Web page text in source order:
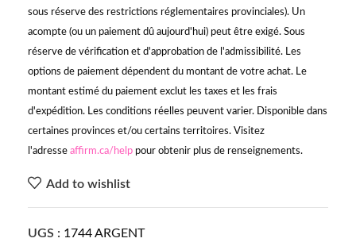
sous réserve des restrictions réglementaires provinciales). Un
acompte (ou un paiement dû aujourd'hui) peut être exigé. Sous
réserve de vérification et d'approbation de l'admissibilité. Les
options de paiement dépendent du montant de votre achat. Le
montant estimé du paiement exclut les taxes et les frais
d'expédition. Les conditions réelles peuvent varier. Disponible dans
certaines provinces et/ou certains territoires. Visitez
l'adresse affirm.ca/help pour obtenir plus de renseignements.
Add to wishlist
UGS : 1744 ARGENT